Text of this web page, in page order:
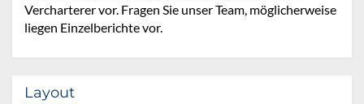
Vercharterer vor. Fragen Sie unser Team, möglicherweise
liegen Einzelberichte vor.
Layout